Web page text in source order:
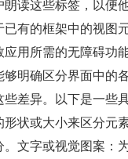
朗读这些标签，以便
已有的框架中的视图
应用所需的无障碍功
够明确区分界面中的
些差异。以下是一些
形状或大小来区分元
。文字或视觉图案：